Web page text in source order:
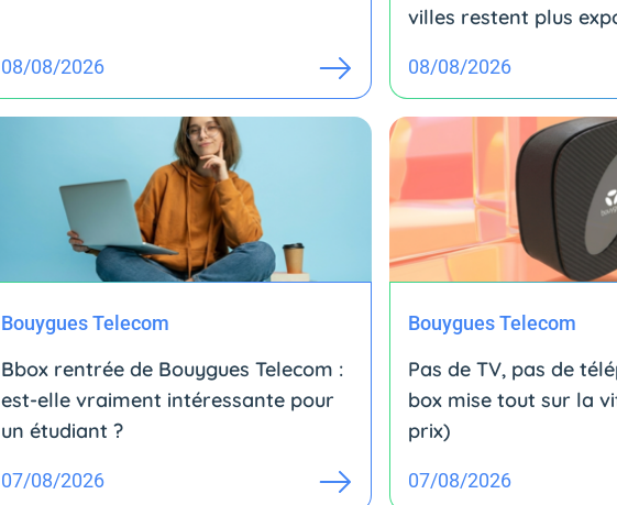
08/08/2026
villes restent plus
08/08/2026
Bouygues Telecom
Bbox rentrée de Bouygues Telecom :
est-elle vraiment intéressante pour
un étudiant ?
07/08/2026
Bouygues Telecom
Pas de TV, pas de
box mise tout sur la
prix)
07/08/2026